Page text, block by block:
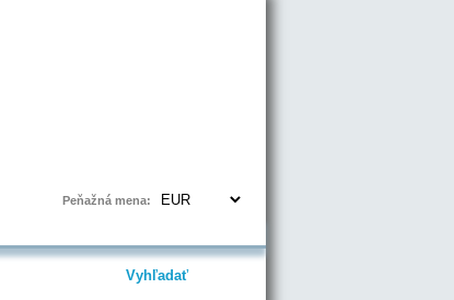
Peňažná mena:
Vyhľadať